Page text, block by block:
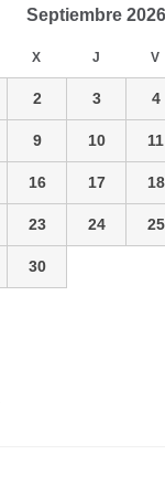
Septiembre 2026
X J V
2 3 4
9 10 11
16 17 18
23 24 25
30